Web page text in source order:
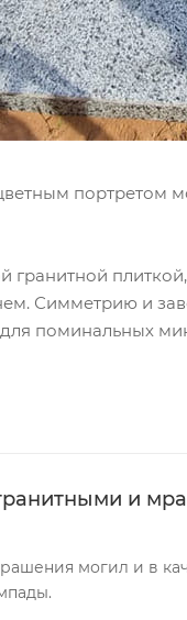
портретом
Симметрию и
поминальных
и
могил и в